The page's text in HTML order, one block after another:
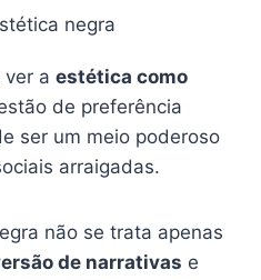
ver a estética como
de preferência
ser um meio poderoso
arraigadas.
não se trata apenas
de narrativas e